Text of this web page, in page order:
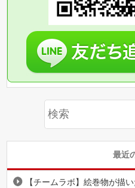
最近
【チームラボ】絵巻物が描